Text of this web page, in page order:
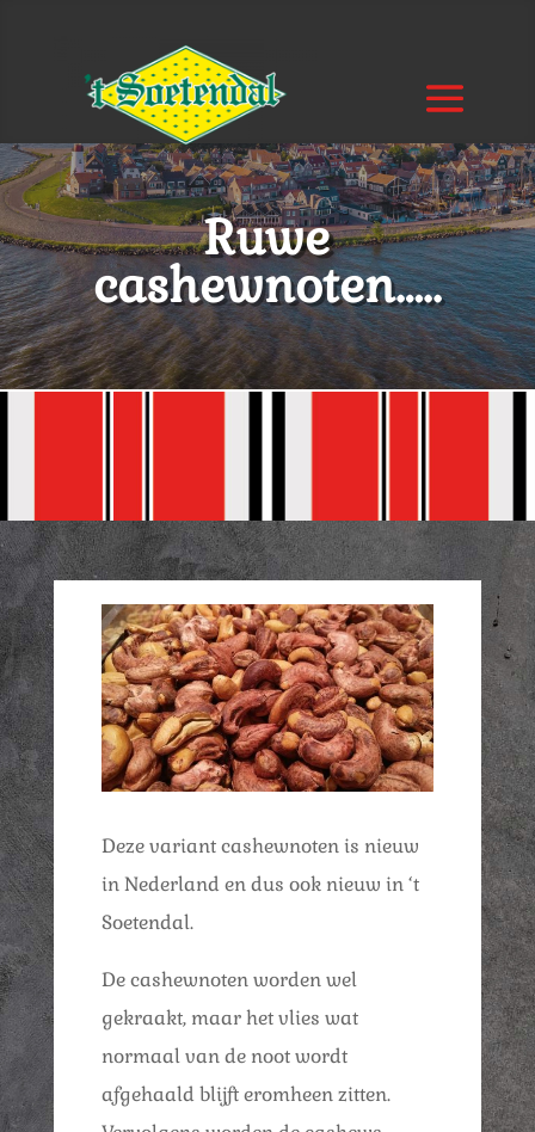
Ruwe
cashewnoten…..
Deze variant cashewnoten is nieuw
in Nederland en dus ook nieuw in ‘t
Soetendal.
De cashewnoten worden wel
gekraakt, maar het vlies wat
normaal van de noot wordt
afgehaald blijft eromheen zitten.